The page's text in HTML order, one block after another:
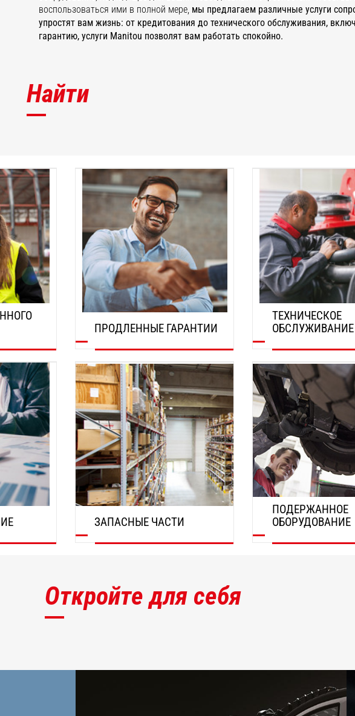
воспользоваться ими в полной мере, мы предлагаем различные услуги
упростят вам жизнь: от кредитования до технического обслуживания,
гарантию, услуги Manitou позволят вам работать спокойно.
Найти
ПРОДЛЕННЫЕ ГАРАНТИИ
ТЕХНИЧЕСКОЕ
ОБСЛУЖИВАНИЕ
ЗАПАСНЫЕ ЧАСТИ
ПОДЕРЖАННОЕ
ОБОРУДОВАНИЕ
Откройте для себя